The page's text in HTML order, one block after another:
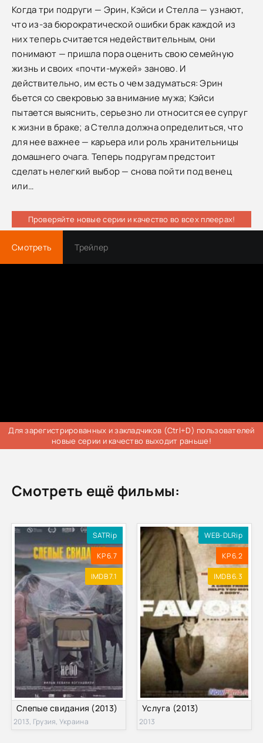
Когда три подруги — Эрин, Кэйси и Стелла — узнают,
что из-за бюрократической ошибки брак каждой из
них теперь считается недействительным, они
понимают — пришла пора оценить свою семейную
жизнь и своих «почти-мужей» заново. И
действительно, им есть о чем задуматься: Эрин
бьется со свекровью за внимание мужа; Кэйси
пытается выяснить, серьезно ли относится ее супруг
к жизни в браке; а Стелла должна определиться, что
для нее важнее — карьера или роль хранительницы
домашнего очага. Теперь подругам предстоит
сделать нелегкий выбор — снова пойти под венец
или…
Проверяйте новые серии и качество во всех плеерах!
Смотреть Трейлер
Для зарегистрированных и закладчиков (Ctrl+D) пользователей
новые серии и качество выходит раньше!
Смотреть ещё фильмы:
SATRip
KP 6.7
IMDB 7.1
Слепые свидания (2013)
2013, Грузия, Украина
WEB-DLRip
KP 6.2
IMDB 6.3
Услуга (2013)
2013